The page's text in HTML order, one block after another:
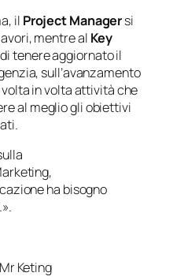
il Project Managersi
mentre al Key
tenere aggiornato il
sull’avanzamento
in volta attività che
al meglio gli obiettivi
ha bisogno
Keting